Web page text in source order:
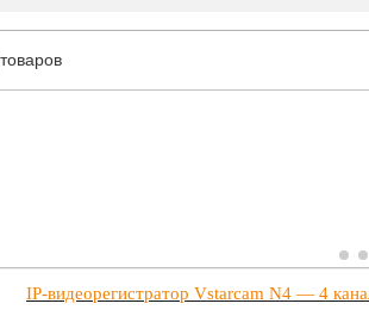
товаров
IP-видеорегистратор Vstarcam N4 — 4